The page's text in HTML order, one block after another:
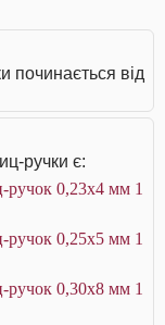
починається від
ручки є:
0,23х4 мм 1
0,25х5 мм 1
0,30х8 мм 1